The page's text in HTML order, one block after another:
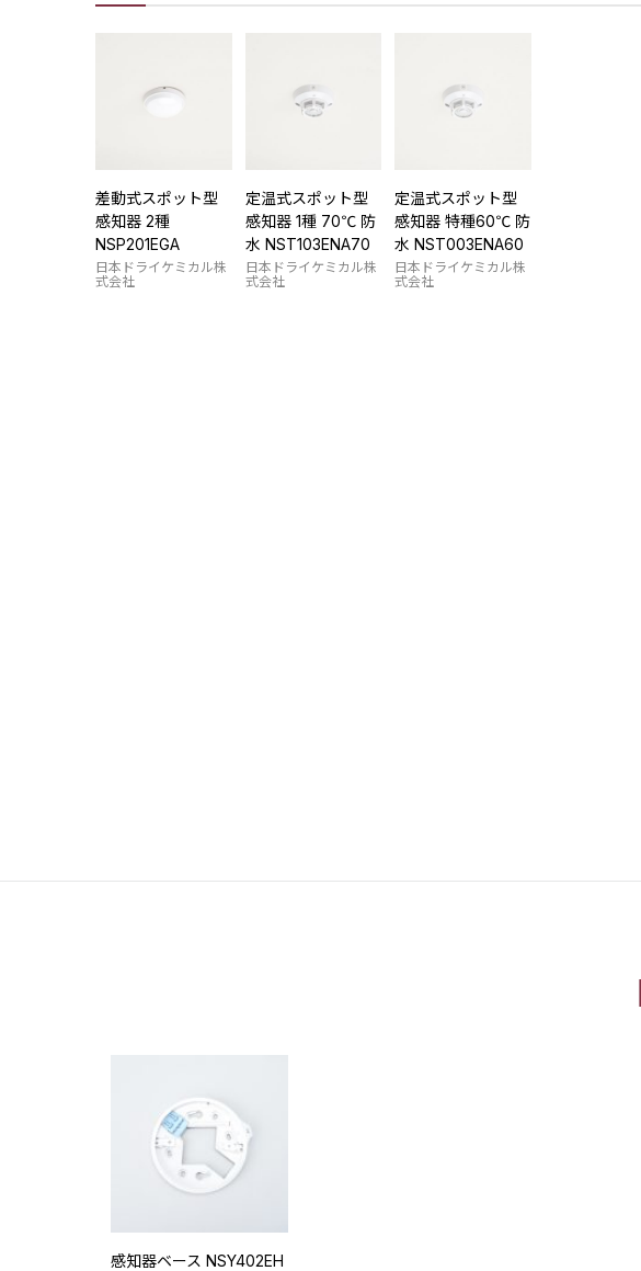
差動式スポット型
感知器 2種
NSP201EGA
日本ドライケミカル株
式会社
定温式スポット型
感知器 1種 70℃ 防
水 NST103ENA70
日本ドライケミカル株
式会社
定温式スポット型
感知器 特種60℃ 防
水 NST003ENA60
日本ドライケミカル株
式会社
感知器ベース NSY402EH